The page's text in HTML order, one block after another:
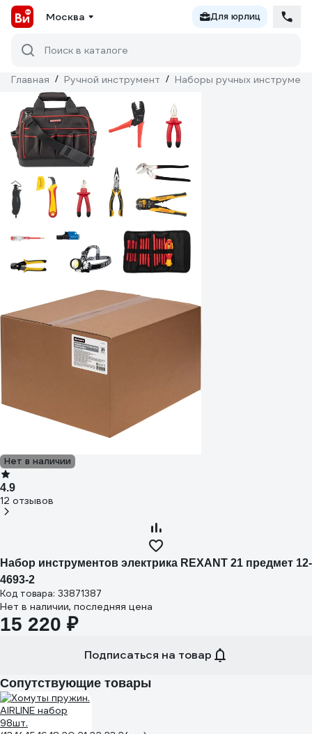
Москва Для юрлиц
Поиск в каталоге
Главная / Ручной инструмент / Наборы ручных
Нет в наличии
4.9
12 отзывов
Набор инструментов электрика REXANT 21 предмет 12-
4693-2
Код товара: 33871387
Нет в наличии, последняя цена
15 220 ₽
Подписаться на товар
Сопутствующие товары